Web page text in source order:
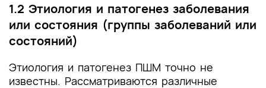
факторы, влияющие на исход заболевания или
состояния)
Критерии оценки качества медицинской
помощи
1.2 Этиология и патогенез заболевания
или состояния (группы заболеваний или
состояний)
Этиология и патогенез ПШМ точно не
известны. Рассматриваются различные